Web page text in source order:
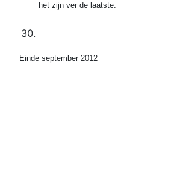
het zijn ver de laatste.
Einde september 2012